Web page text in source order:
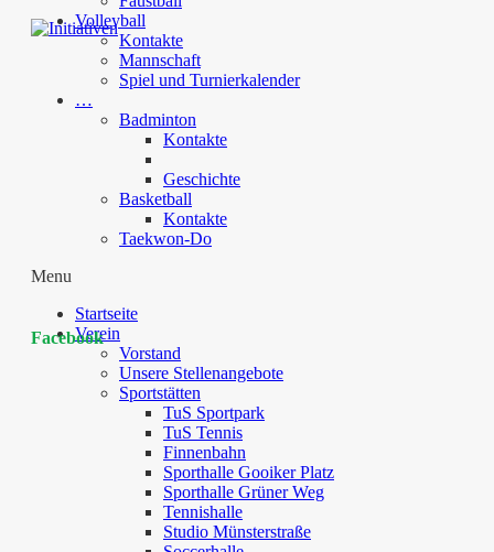
Volleyball
Kontakte
Mannschaft
Spiel und Turnierkalender
…
Badminton
Kontakte
Geschichte
Basketball
Kontakte
Taekwon-Do
Menu
Startseite
Verein
Vorstand
Unsere Stellenangebote
Sportstätten
TuS Sportpark
TuS Tennis
Finnenbahn
Sporthalle Gooiker Platz
Sporthalle Grüner Weg
Tennishalle
Studio Münsterstraße
Facebook